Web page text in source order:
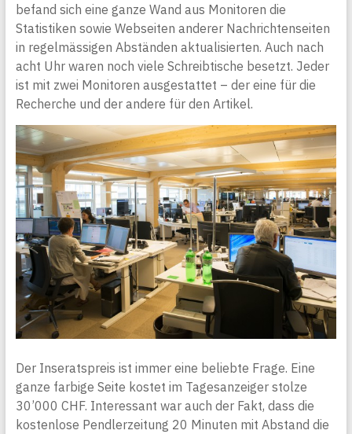
befand sich eine ganze Wand aus Monitoren die
Statistiken sowie Webseiten anderer Nachrichtenseiten
in regelmässigen Abständen aktualisierten. Auch nach
acht Uhr waren noch viele Schreibtische besetzt. Jeder
ist mit zwei Monitoren ausgestattet – der eine für die
Recherche und der andere für den Artikel.
Der Inseratspreis ist immer eine beliebte Frage. Eine
ganze farbige Seite kostet im Tagesanzeiger stolze
30’000 CHF. Interessant war auch der Fakt, dass die
kostenlose Pendlerzeitung 20 Minuten mit Abstand die